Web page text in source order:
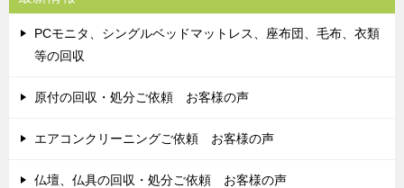
PCモニタ、シングルベッドマットレス、座布団、毛布、衣類
等の回収
原付の回収・処分ご依頼 お客様の声
エアコンクリーニングご依頼 お客様の声
仏壇、仏具の回収・処分ご依頼 お客様の声